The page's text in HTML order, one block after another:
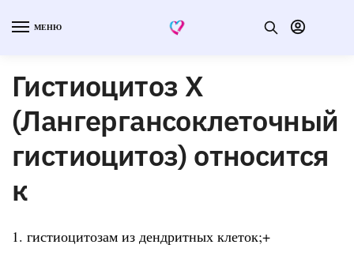
МЕНЮ
Гистиоцитоз Х
(Лангергансоклеточный
гистиоцитоз) относится
к
1. гистиоцитозам из дендритных клеток;+